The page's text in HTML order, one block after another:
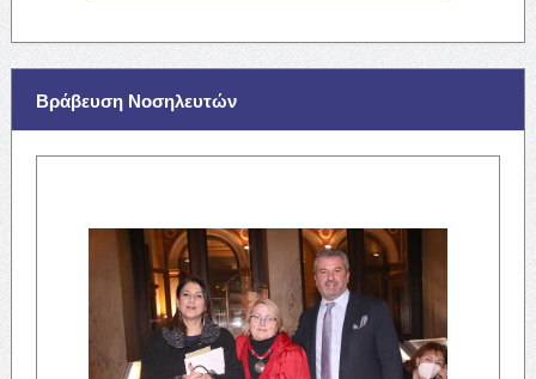
Βράβευση Νοσηλευτών